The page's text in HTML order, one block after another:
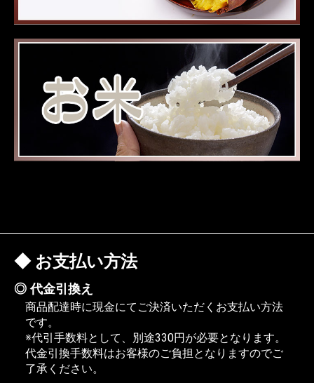
お支払い方法
代金引換え
商品配達時に現金にてご決済いただくお支払い方法
です。
※代引手数料として、別途330円が必要となります。
代金引換手数料はお客様のご負担となりますのでご
了承ください。